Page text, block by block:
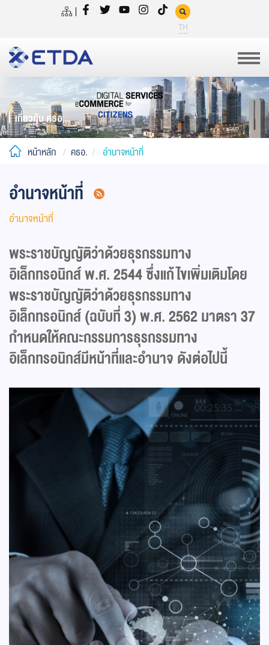
TH
เกี่ยวกับ คธอ.
หน้าหลัก คธอ. อำนาจหน้าที่
อำนาจหน้าที่
อำนาจหน้าที่
พระราชบัญญัติว่าด้วยธุรกรรมทาง
อิเล็กทรอนิกส์ พ.ศ. 2544 ซึ่งแก้ไขเพิ่มเติมโดย
พระราชบัญญัติว่าด้วยธุรกรรมทาง
อิเล็กทรอนิกส์ (ฉบับที่ 3) พ.ศ. 2562 มาตรา 37
กำหนดให้คณะกรรมการธุรกรรมทาง
อิเล็กทรอนิกส์มีหน้าที่และอำนาจ ดังต่อไปนี้